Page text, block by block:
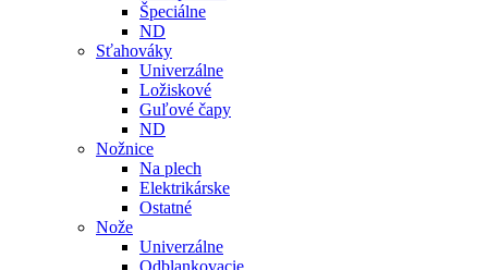
Špeciálne
ND
Sťahováky
Univerzálne
Ložiskové
Guľové čapy
ND
Nožnice
Na plech
Elektrikárske
Ostatné
Nože
Univerzálne
Odblankovacie